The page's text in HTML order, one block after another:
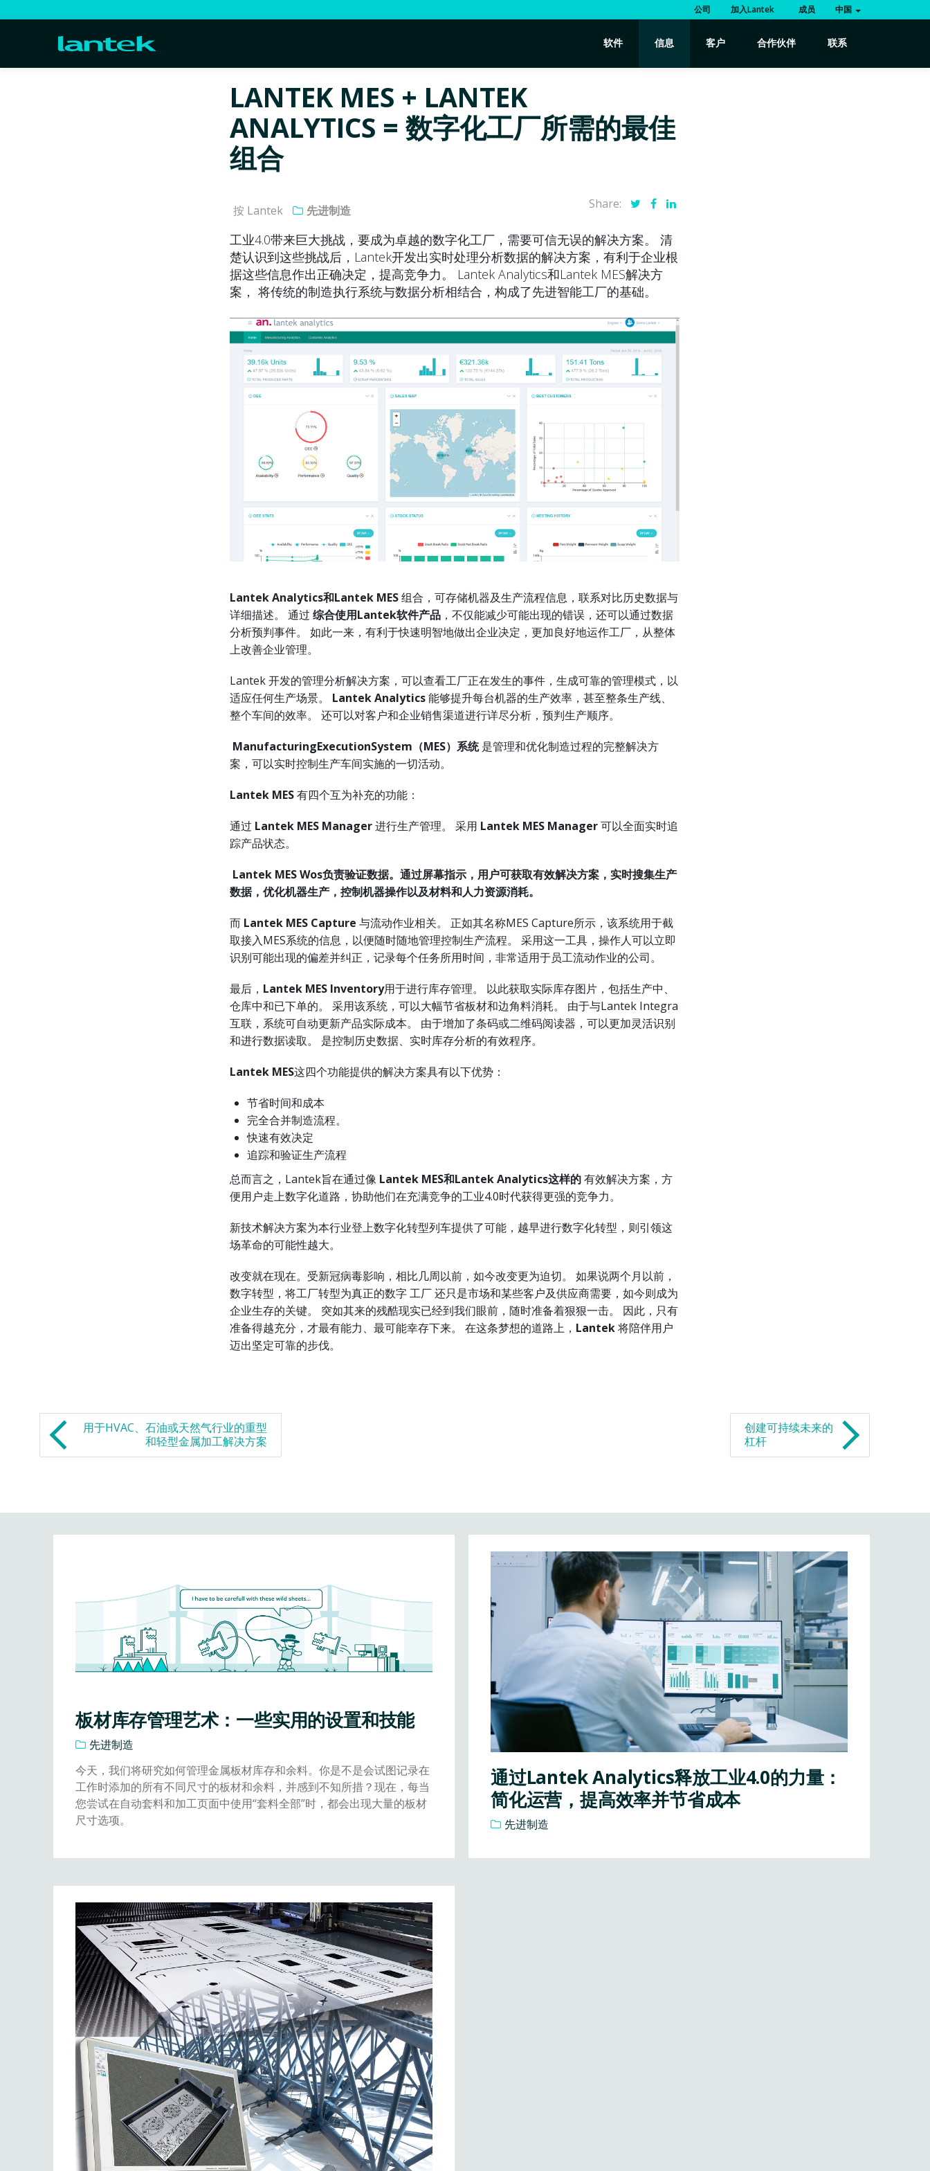
公司 加入Lantek 成员 中国
软件 信息 客户 合作伙伴 联系
LANTEK MES + LANTEK
ANALYTICS = 数字化工厂所需的最佳
组合
按 Lantek 先进制造 Share:
工业4.0带来巨大挑战，要成为卓越的数字化工厂，需要可信无误的解决方案。 清
楚认识到这些挑战后，Lantek开发出实时处理分析数据的解决方案，有利于企业根
据这些信息作出正确决定，提高竞争力。 Lantek Analytics和Lantek MES解决方
案， 将传统的制造执行系统与数据分析相结合，构成了先进智能工厂的基础。
LantekAnalytics和Lantek MES组合，可存储机器及生产流程信息，联系对比历史数据与
详细描述。 通过 综合使用Lantek软件产品 ，不仅能减少可能出现的错误，还可以通过数据
分析预判事件。 如此一来，有利于快速明智地做出企业决定，更加良好地运作工厂，从整体
上改善企业管理。
Lantek 开发的管理分析解决方案，可以查看工厂正在发生的事件，生成可靠的管理模式，以
适应任何生产场景。
LantekAnalytics能够提升每台机器的生产效率，甚至整条生产线、
整个车间的效率。 还可以对客户和企业销售渠道进行详尽分析，预判生产顺序。
ManufacturingExecutionSystem （MES）系统是管理和优化制造过程的完整解决方
案，可以实时控制生产车间实施的一切活动。
Lantek MES有四个互为补充的功能：
通过 Lantek MES Manager进行生产管理。 采用 Lantek MES Manager可以全面实时追
踪产品状态。
Lantek MESWos负责验证数据。 通过屏幕指示，用户可获取有效解决方案，实时搜集生产
数据，优化机器生产，控制机器操作以及材料和人力资源消耗。
而 Lantek MES Capture 与流动作业相关。 正如其名称MES Capture所示，该系统用于截
取接入MES系统的信息，以便随时随地管理控制生产流程。 采用这一工具，操作人可以立即
识别可能出现的偏差并纠正，记录每个任务所用时间，非常适用于员工流动作业的公司。
最后， Lantek MES Inventory用于进行库存管理。 以此获取实际库存图片，包括生产中、
仓库中和已下单的。 采用该系统，可以大幅节省板材和边角料消耗。 由于与Lantek Integra
互联，系统可自动更新产品实际成本。 由于增加了条码或二维码阅读器，可以更加灵活识别
和进行数据读取。 是控制历史数据、实时库存分析的有效程序。
Lantek MES这四个功能提供的解决方案具有以下优势：
节省时间和成本
完全合并制造流程。
快速有效决定
追踪和验证生产流程
总而言之，Lantek旨在通过像 Lantek MES和LantekAnalytics这样的有效解决方案，方
便用户走上数字化道路，协助他们在充满竞争的工业4.0时代获得更强的竞争力。
新技术解决方案为本行业登上数字化转型列车提供了可能，越早进行数字化转型，则引领这
场革命的可能性越大。
改变就在现在。受新冠病毒影响，相比几周以前，如今改变更为迫切。 如果说两个月以前，
数字转型，将工厂转型为真正的数字 工厂 还只是市场和某些客户及供应商需要，如今则成为
企业生存的关键。 突如其来的残酷现实已经到我们眼前，随时准备着狠狠一击。 因此，只有
准备得越充分，才最有能力、最可能幸存下来。 在这条梦想的道路上， Lantek将陪伴用户
迈出坚定可靠的步伐。
用于HVAC、石油或天然气行业的重型
和轻型金属加工解决方案
创建可持续未来的
杠杆
板材库存管理艺术：一些实用的设置和技能
先进制造
今天，我们将研究如何管理金属板材库存和余料。你是不是会试图记录在
工作时添加的所有不同尺寸的板材和余料，并感到不知所措？现在，每当
您尝试在自动套料和加工页面中使用“套料全部”时，都会出现大量的板材
尺寸选项。
通过Lantek Analytics释放工业4.0的力量：
简化运营，提高效率并节省成本
先进制造